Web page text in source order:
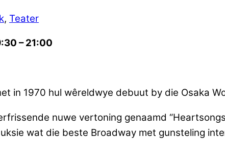
, Teater
– 21:00
in 1970 hul wêreldwye debuut by die Osaka
nuwe vertoning genaamd
wat die beste Broadway met gunsteling